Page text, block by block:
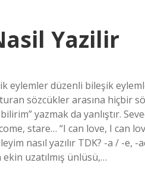
Yazilir
eylemler düzenli bileşik
sözcükler arasına hiçbir
yazmak da yanlıştır.
stare… “I can love, I can
nasıl yazılır TDK? -a / -e,
uzatılmış ünlüsü,…